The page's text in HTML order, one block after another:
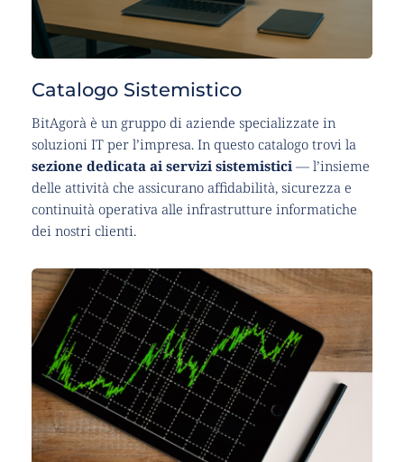
Catalogo Sistemistico
BitAgorà è un gruppo di aziende specializzate in
sezione dedicata ai servizi sistemistici — l’insieme
delle attività che assicurano affidabilità, sicurezza e
continuità operativa alle infrastrutture informatiche
dei nostri clienti.